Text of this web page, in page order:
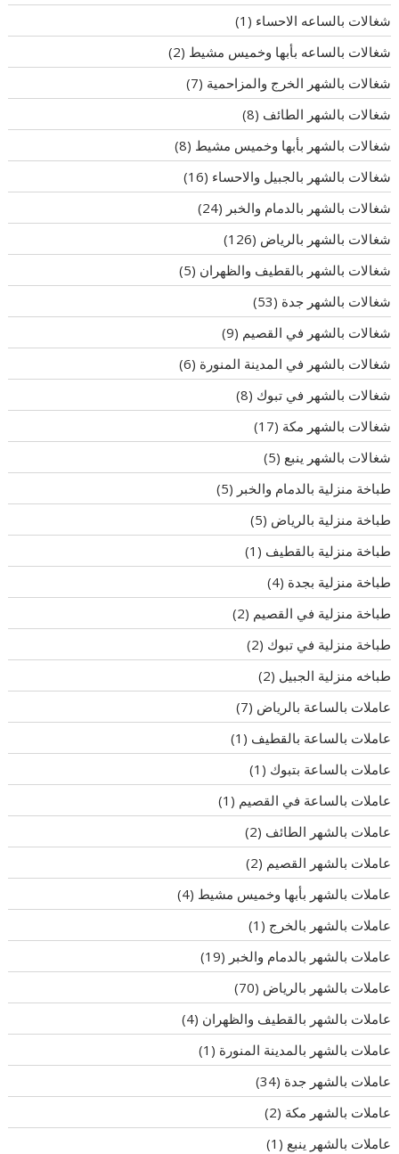
شغالات بالساعه الاحساء (1)
شغالات بالساعه بأبها وخميس مشيط (2)
شغالات بالشهر الخرج والمزاحمية (7)
شغالات بالشهر الطائف (8)
شغالات بالشهر بأبها وخميس مشيط (8)
شغالات بالشهر بالجبيل والاحساء (16)
شغالات بالشهر بالدمام والخبر (24)
شغالات بالشهر بالرياض (126)
شغالات بالشهر بالقطيف والظهران (5)
شغالات بالشهر جدة (53)
شغالات بالشهر في القصيم (9)
شغالات بالشهر في المدينة المنورة (6)
شغالات بالشهر في تبوك (8)
شغالات بالشهر مكة (17)
شغالات بالشهر ينبع (5)
طباخة منزلية بالدمام والخبر (5)
طباخة منزلية بالرياض (5)
طباخة منزلية بالقطيف (1)
طباخة منزلية بجدة (4)
طباخة منزلية في القصيم (2)
طباخة منزلية في تبوك (2)
طباخه منزلية الجبيل (2)
عاملات بالساعة بالرياض (7)
عاملات بالساعة بالقطيف (1)
عاملات بالساعة بتبوك (1)
عاملات بالساعة في القصيم (1)
عاملات بالشهر الطائف (2)
عاملات بالشهر القصيم (2)
عاملات بالشهر بأبها وخميس مشيط (4)
عاملات بالشهر بالخرج (1)
عاملات بالشهر بالدمام والخبر (19)
عاملات بالشهر بالرياض (70)
عاملات بالشهر بالقطيف والظهران (4)
عاملات بالشهر بالمدينة المنورة (1)
عاملات بالشهر جدة (34)
عاملات بالشهر مكة (2)
عاملات بالشهر ينبع (1)